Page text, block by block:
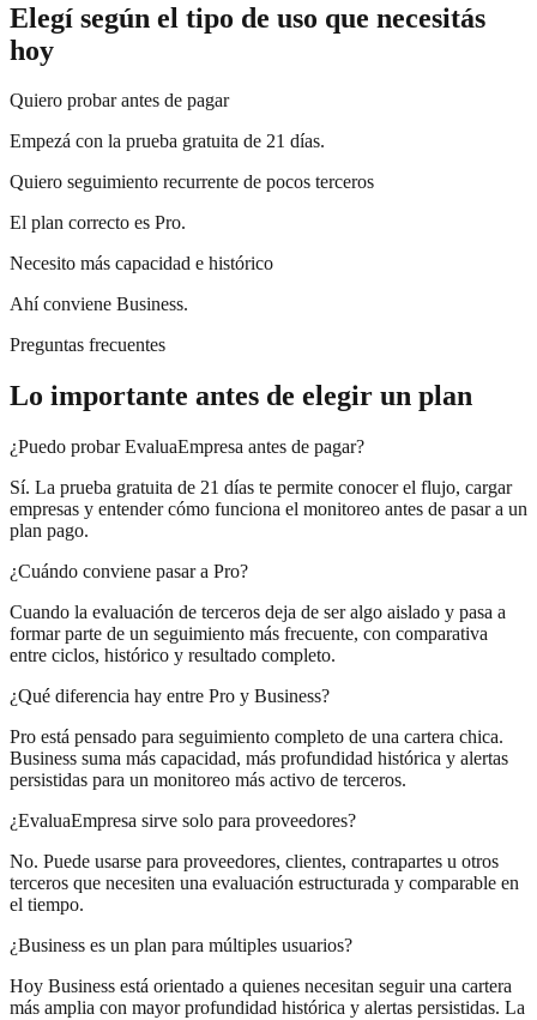
Elegí según el tipo de uso que necesitás
hoy
Quiero probar antes de pagar
Empezá con la prueba gratuita de 21 días.
Quiero seguimiento recurrente de pocos terceros
El plan correcto es Pro.
Necesito más capacidad e histórico
Ahí conviene Business.
Preguntas frecuentes
Lo importante antes de elegir un plan
¿Puedo probar EvaluaEmpresa antes de pagar?
Sí. La prueba gratuita de 21 días te permite conocer el flujo, cargar
empresas y entender cómo funciona el monitoreo antes de pasar a un
plan pago.
¿Cuándo conviene pasar a Pro?
Cuando la evaluación de terceros deja de ser algo aislado y pasa a
formar parte de un seguimiento más frecuente, con comparativa
entre ciclos, histórico y resultado completo.
¿Qué diferencia hay entre Pro y Business?
Pro está pensado para seguimiento completo de una cartera chica.
Business suma más capacidad, más profundidad histórica y alertas
persistidas para un monitoreo más activo de terceros.
¿EvaluaEmpresa sirve solo para proveedores?
No. Puede usarse para proveedores, clientes, contrapartes u otros
terceros que necesiten una evaluación estructurada y comparable en
el tiempo.
¿Business es un plan para múltiples usuarios?
Hoy Business está orientado a quienes necesitan seguir una cartera
más amplia con mayor profundidad histórica y alertas persistidas. La